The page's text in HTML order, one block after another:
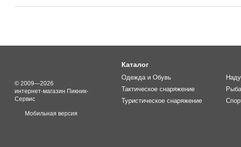
© 2009—2026
интернет-магазин Пикник-
Сервис
Мобильная версия
Каталог
Одежда и Обувь
Тактическое снаряжение
Туристическое снаряжение